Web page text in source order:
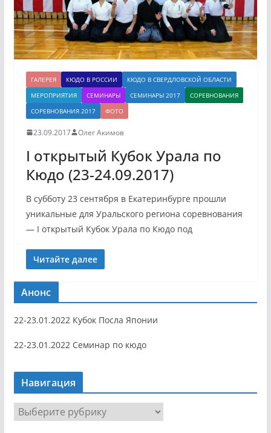
ГАЛЕРЕЯ КЮДО В РОССИИ
КЮДО В СВЕРДЛОВСКОЙ ОБЛАСТИ
МЕРОПРИЯТИЯ
СЕМИНАРЫ СЕМИНАРЫ 2017
СОРЕВНОВАНИЯ
СОРЕВНОВАНИЯ 2017
ФОТО
23.09.2017 Олег Акимов
I открытый Кубок Урала по
Кюдо (23-24.09.2017)
В субботу 23 сентября в Екатеринбурге прошли
уникальные для Уральского региона соревнования
— I открытый Кубок Урала по Кюдо под
Читайте далее
Анонс
22-23.01.2022 Кубок Посла Японии
22-23.01.2022 Семинар по кюдо
Навигация
Н
а